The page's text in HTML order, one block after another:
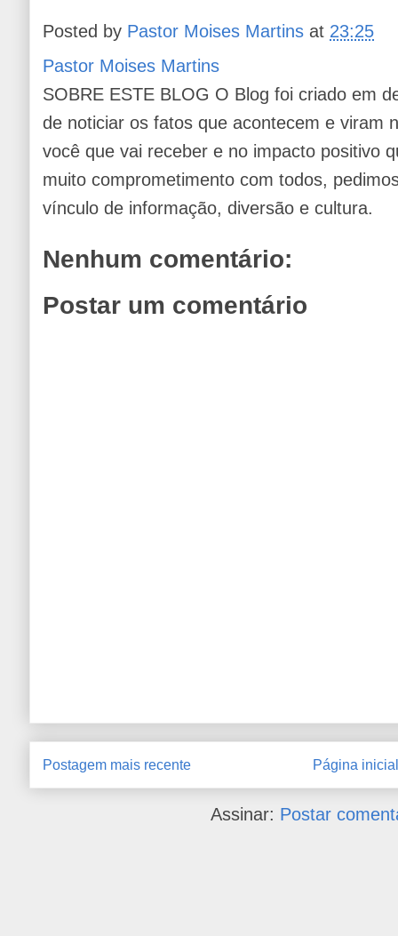
Posted by Pastor Moises Martins at 23:25
Pastor Moises Martins
SOBRE ESTE BLOG O Blog foi criado em
de noticiar os fatos que acontecem e viram
você que vai receber e no impacto positivo
muito comprometimento com todos,
vínculo de informação, diversão e cultura.
Nenhum comentário:
Postar um comentário
Postagem mais recente Página inicial
Assinar: Postar